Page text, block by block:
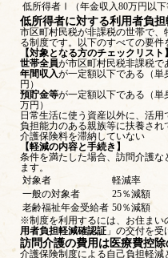
低所得者Ⅰ（年金収入80万円以下
低所得者に対する利用者負
市区町村民税が非課税の世帯で
る制度です。以下のすべての要件
【対象となる方のチェックリスト】
世帯全員が市区町村民税非課税で
年間収入が一定額以下である（単
円）
預貯金等が一定額以下である（単
万円）
日常生活に使う資産以外に、活
負担能力のある親族等に扶養され
介護保険料を滞納していない
【軽減の内容と手続き】
条件を満たした場合、訪問介護
ます。
対象者
軽減率
一般の対象者
25％減額
老齢福祉年金受給者 50％減額
※制度を利用するには、お住まい
用者負担軽減確認証 」の交付を受
訪問介護の費用は医療費控除
介護保険制度による自己負担軽